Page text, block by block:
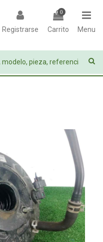
Registrarse
0
Carrito Menu